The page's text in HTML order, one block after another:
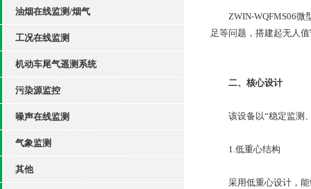
油烟在线监测/烟气
工况在线监测
机动车尾气遥测系统
污染源监控
噪声在线监测
气象监测
其他
ZWIN-WQFMS06微型
足等问题，搭建起无人
二、核心设计
该设备以“稳定监测、
1.低重心结构
采用低重心设计，能